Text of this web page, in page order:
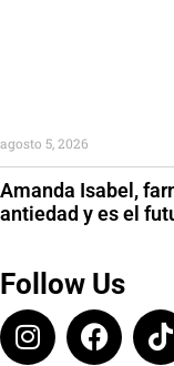
Amanda Isabel,
antiedad y es el
agosto 5, 2026
Follow Us